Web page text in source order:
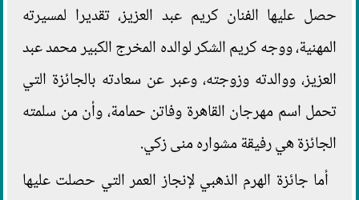
حصل عليها الفنان كريم عبد العزيز، تقديرا لمسيرته
المهنية، ووجه كريم الشكر لوالده المخرج الكبير محمد عبد
العزيز، ووالدته وزوجته، وعبر عن سعادته بالجائزة التي
تحمل اسم مهرجان القاهرة وفاتن حمامة، وأن من سلمته
الجائزة هي رفيقة مشواره منى زكي.
أما جائزة الهرم الذهبي لإنجاز العمر التي حصلت عليها